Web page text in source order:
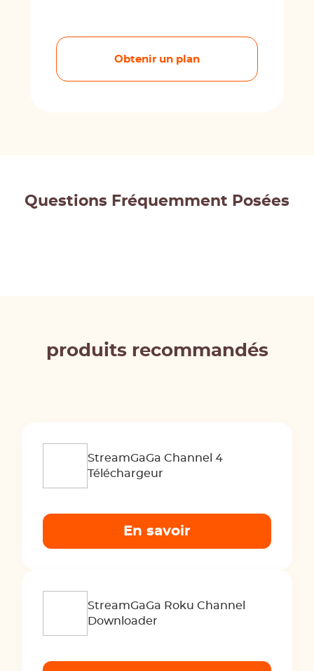
Obtenir un plan
Questions Fréquemment Posées
produits recommandés
StreamGaGa Channel 4
Téléchargeur
En savoir
StreamGaGa Roku Channel
Downloader